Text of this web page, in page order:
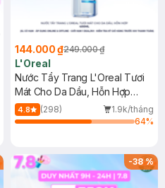
144.000 ₫249.000 ₫
L'Oreal
Nước Tẩy Trang L'Oreal Tươi
Mát Cho Da Dầu, Hỗn Hợp
400ml
4.8 (298)
1.9k/tháng
64%
-38%